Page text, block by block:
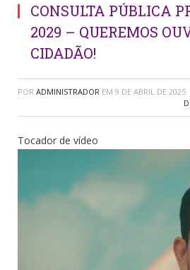
CONSULTA PÚBLICA
2029 – QUEREMOS
CIDADÃO!
POR ADMINISTRADOR EM 9 DE ABRIL DE 2025
Tocador de vídeo